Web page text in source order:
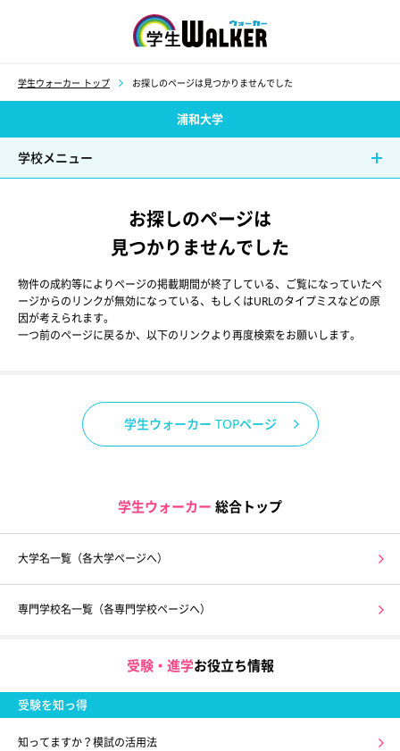
学生ウォーカー トップ お探しのページは見つかりませんでした
浦和大学
学校メニュー
お探しのページは
見つかりませんでした
物件の成約等によりページの掲載期間が終了している、ご覧になっていたペ
ージからのリンクが無効になっている、もしくはURLのタイプミスなどの原
因が考えられます。
一つ前のページに戻るか、以下のリンクより再度検索をお願いします。
学生ウォーカー TOPページ
学生ウォーカー 総合トップ
大学名一覧（各大学ページへ）
専門学校名一覧（各専門学校ページへ）
受験・進学お役立ち情報
受験を知っ得
知ってますか？模試の活用法